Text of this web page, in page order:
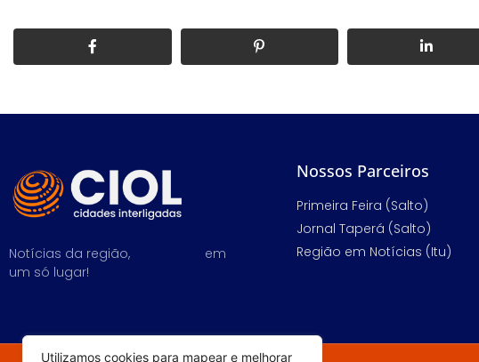
Utilizamos cookies para mapear e melhorar
Notícias da região, em
um só lugar!
Nossos Parceiros
Primeira Feira (Salto)
Jornal Taperá (Salto)
Região em Notícias (Itu)